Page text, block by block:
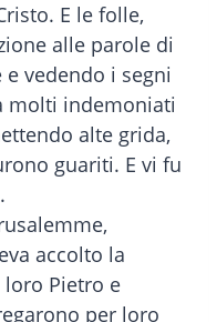
E le folle,
alle parole di
vedendo i segni
molti indemoniati
alte grida,
guariti. E vi fu
accolto la
Pietro e
per loro